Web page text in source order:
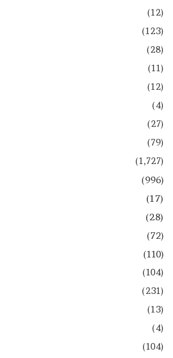
(12)
(123)
(28)
(11)
(12)
(4)
(27)
(79)
(1,727)
(996)
(17)
(28)
(72)
(110)
(104)
(231)
(13)
(4)
(104)